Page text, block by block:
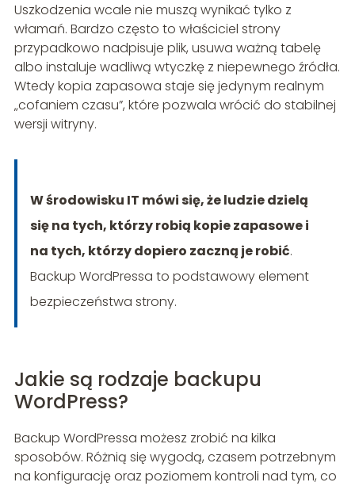
Uszkodzenia wcale nie muszą wynikać tylko z
włamań. Bardzo często to właściciel strony
przypadkowo nadpisuje plik, usuwa ważną tabelę
albo instaluje wadliwą wtyczkę z niepewnego źródła.
Wtedy kopia zapasowa staje się jedynym realnym
„cofaniem czasu”, które pozwala wrócić do stabilnej
wersji witryny.
W środowisku IT mówi się, że ludzie dzielą
się na tych, którzy robią kopie zapasowe i
na tych, którzy dopiero zaczną je robić.
Backup WordPressa to podstawowy element
bezpieczeństwa strony.
Jakie są rodzaje backupu
WordPress?
Backup WordPressa możesz zrobić na kilka
sposobów. Różnią się wygodą, czasem potrzebnym
na konfigurację oraz poziomem kontroli nad tym, co